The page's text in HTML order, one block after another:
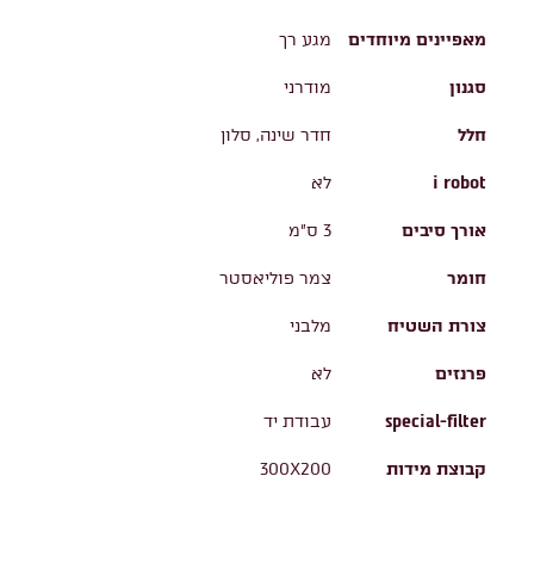
מאפיינים מיוחדים מגע רך
סגנון מודרני
חלל חדר שינה, סלון
i robot לא
אורך סיבים 3 ס"מ
חומר צמר פוליאסטר
צורת השטיח מלבני
פרנזים לא
special-filter עבודת יד
קבוצת מידות 300X200